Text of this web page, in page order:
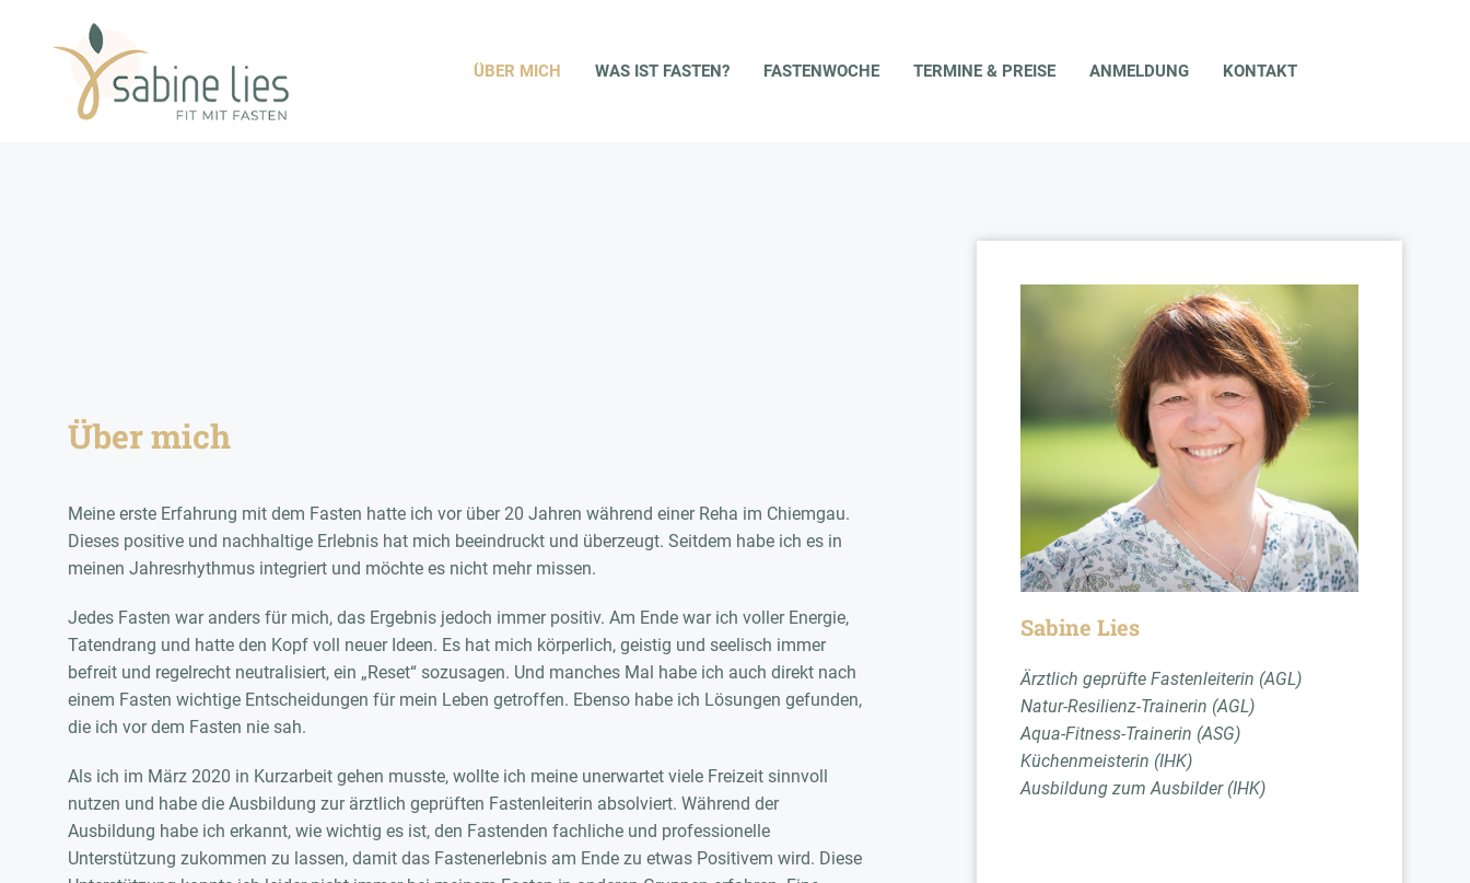
ÜBER MICH WAS IST FASTEN? FASTENWOCHE TERMINE & PREISE ANMELDUNG KONTAKT
Über mich
Meine erste Erfahrung mit dem Fasten hatte ich vor über 20 Jahren während einer Reha im Chiemgau.
Dieses positive und nachhaltige Erlebnis hat mich beeindruckt und überzeugt. Seitdem habe ich es in
meinen Jahresrhythmus integriert und möchte es nicht mehr missen.
Jedes Fasten war anders für mich, das Ergebnis jedoch immer positiv. Am Ende war ich voller Energie,
Tatendrang und hatte den Kopf voll neuer Ideen. Es hat mich körperlich, geistig und seelisch immer
befreit und regelrecht neutralisiert, ein „Reset“ sozusagen. Und manches Mal habe ich auch direkt nach
einem Fasten wichtige Entscheidungen für mein Leben getroffen. Ebenso habe ich Lösungen gefunden,
die ich vor dem Fasten nie sah.
Als ich im März 2020 in Kurzarbeit gehen musste, wollte ich meine unerwartet viele Freizeit sinnvoll
nutzen und habe die Ausbildung zur ärztlich geprüften Fastenleiterin absolviert. Während der
Ausbildung habe ich erkannt, wie wichtig es ist, den Fastenden fachliche und professionelle
Unterstützung zukommen zu lassen, damit das Fastenerlebnis am Ende zu etwas Positivem wird. Diese
Sabine Lies
Ärztlich geprüfte Fastenleiterin (AGL)
Natur-Resilienz-Trainerin (AGL)
Aqua-Fitness-Trainerin (ASG)
Küchenmeisterin (IHK)
Ausbildung zum Ausbilder (IHK)